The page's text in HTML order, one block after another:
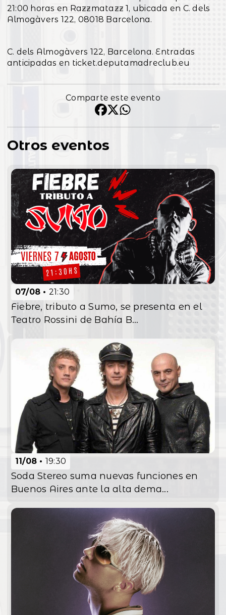
21:00 horas en Razzmatazz 1, ubicada en C. dels
Almogàvers 122, 08018 Barcelona.
C. dels Almogàvers 122, Barcelona. Entradas
anticipadas en ticket.deputamadreclub.eu
Otros eventos
07/08 21:30
Fiebre, tributo a Sumo, se presenta en el
Teatro Rossini de Bahía B...
11/08 19:30
Soda Stereo suma nuevas funciones en
Buenos Aires ante la alta dema...
Comparte este evento